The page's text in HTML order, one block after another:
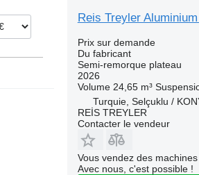
Reis Treyler
Prix sur demande
Du fabricant
Semi-remorque plateau
2026
Volume 24,65 m³
Turquie, Selçuklu /
REİS TREYLER
Contacter le vendeur
Vous vendez des
Avec nous, c'est possible !